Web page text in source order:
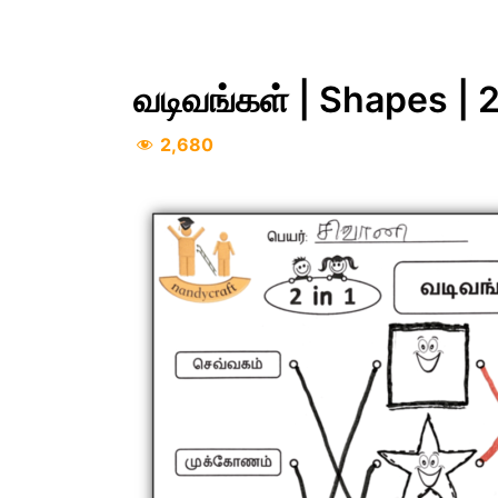
வடிவங்கள் | Shapes |
2,680